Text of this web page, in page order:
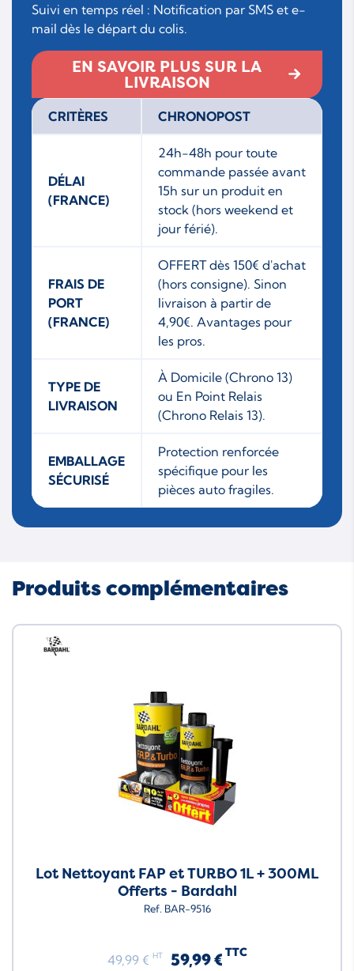
Suivi en temps réel : Notification par SMS et e-
mail dès le départ du colis.
EN SAVOIR PLUS SUR LA
LIVRAISON
CRITÈRES CHRONOPOST
DÉLAI
(FRANCE)
24h-48h pour toute
commande passée avant
15h sur un produit en
stock (hors weekend et
jour férié).
FRAIS DE
PORT
(FRANCE)
OFFERT dès 150€ d'achat
(hors consigne). Sinon
livraison à partir de
4,90€. Avantages pour
les pros.
TYPE DE
LIVRAISON
À Domicile (Chrono 13)
ou En Point Relais
(Chrono Relais 13).
EMBALLAGE
SÉCURISÉ
Protection renforcée
spécifique pour les
pièces auto fragiles.
Produits complémentaires
Neuf
Lot Nettoyant FAP et TURBO 1L + 300ML
Offerts - Bardahl
Ref. BAR-9516
49,99 € HT 59,99 € TTC